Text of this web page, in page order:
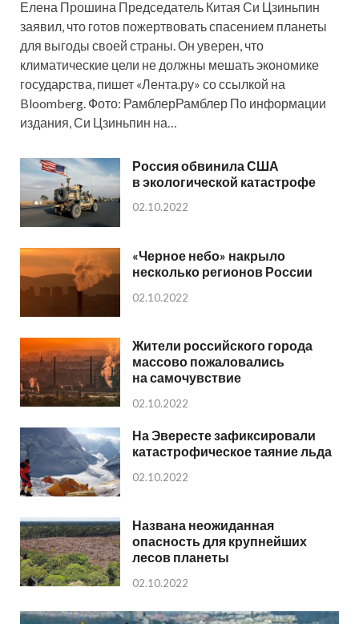
Елена Прошина Председатель Китая Си Цзиньпин
заявил, что готов пожертвовать спасением планеты
для выгоды своей страны. Он уверен, что
климатические цели не должны мешать экономике
государства, пишет «Лента.ру» со ссылкой на
Bloomberg. Фото: РамблерРамблер По информации
издания, Си Цзиньпин на…
Россия обвинила США
в экологической катастрофе
02.10.2022
«Черное небо» накрыло
несколько регионов России
02.10.2022
Жители российского города
массово пожаловались
на самочувствие
02.10.2022
На Эвересте зафиксировали
катастрофическое таяние льда
02.10.2022
Названа неожиданная
опасность для крупнейших
лесов планеты
02.10.2022